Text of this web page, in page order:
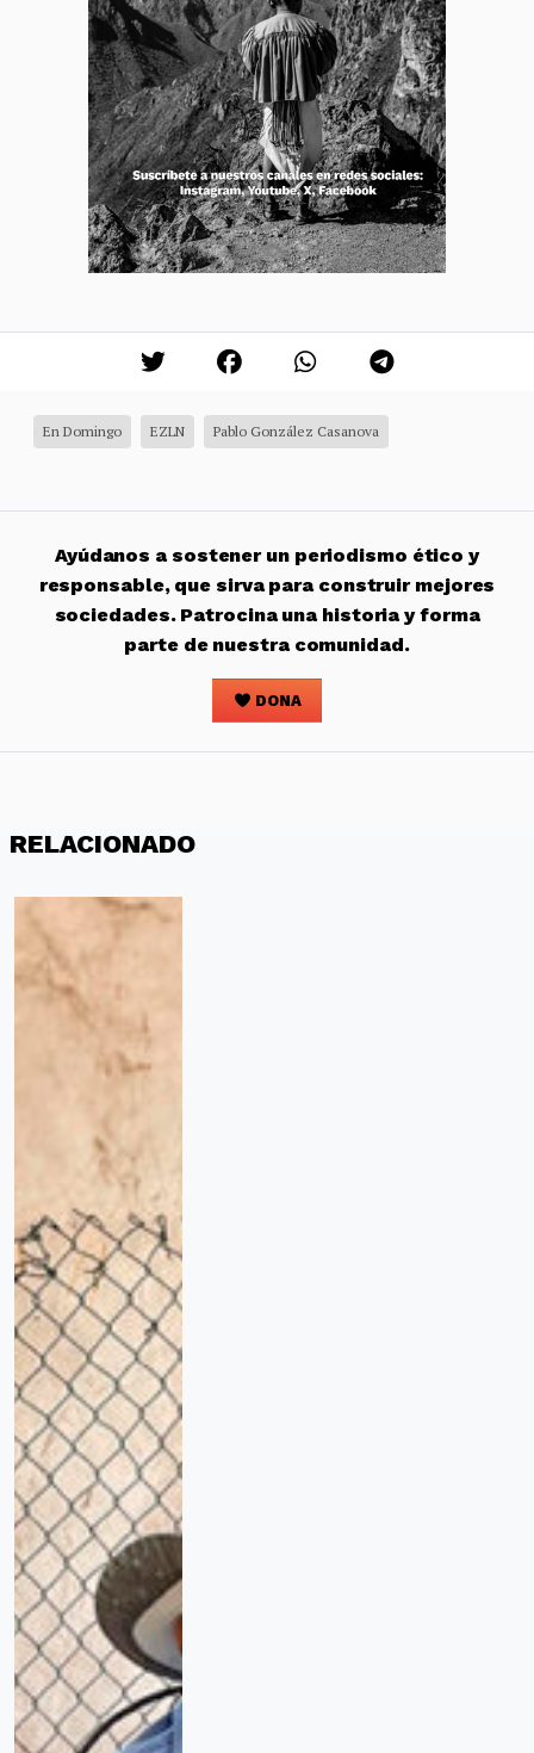
En Domingo EZLN Pablo González Casanova
Ayúdanos a sostener un periodismo ético y
responsable, que sirva para construir mejores
sociedades. Patrocina una historia y forma
parte de nuestra comunidad.
DONA
RELACIONADO